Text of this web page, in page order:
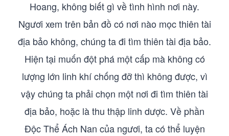
Hoang, không biết gì về tình hình nơi này.
Ngươi xem trên bản đồ có nơi nào mọc thiên tài
địa bảo không, chúng ta đi tìm thiên tài địa bảo.
Hiện tại muốn đột phá một cấp mà không có
lượng lớn linh khí chống đỡ thì không được, vì
vậy chúng ta phải chọn một nơi đi tìm thiên tài
địa bảo, hoặc là thu thập linh dược. Về phần
Độc Thể Ách Nan của ngươi, ta có thể luyện